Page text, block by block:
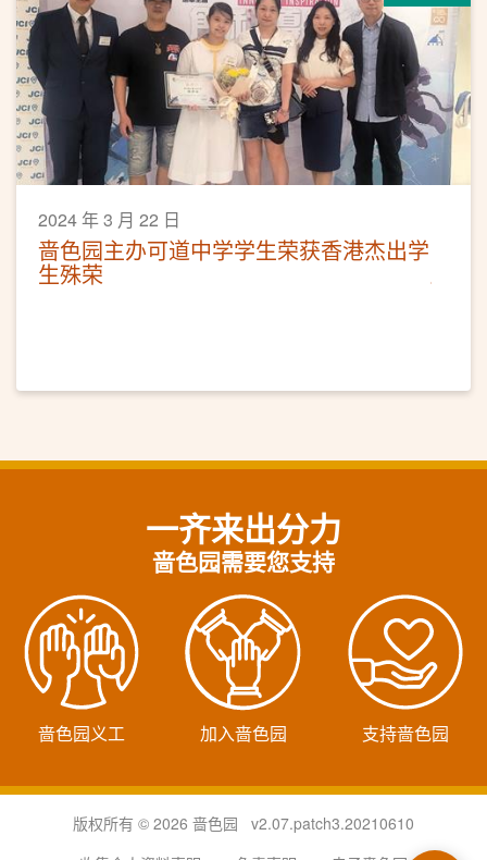
2024 年 3 月 22 日
啬色园主办可道中学学生荣获香港杰出学
生殊荣
一齐来出分力
啬色园需要您支持
啬色园义工 加入啬色园 支持啬色园
版权所有 © 2026 啬色园 v2.07.patch3.20210610